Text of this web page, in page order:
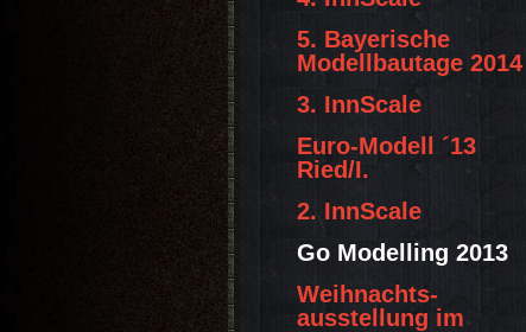
5. Bayerische
Modellbautage 2014
3. InnScale
Euro-Modell ´13
Ried/I.
2. InnScale
Go Modelling 2013
Weihnachts-
ausstellung im